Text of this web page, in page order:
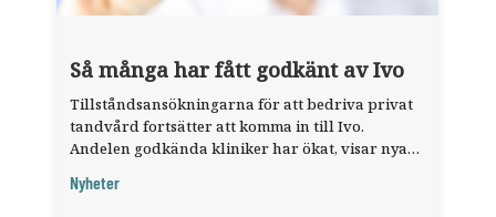
Så många har fått godkänt av Ivo
Tillståndsansökningarna för att bedriva privat
tandvård fortsätter att komma in till Ivo.
Andelen godkända kliniker har ökat, visar nya
Nyheter